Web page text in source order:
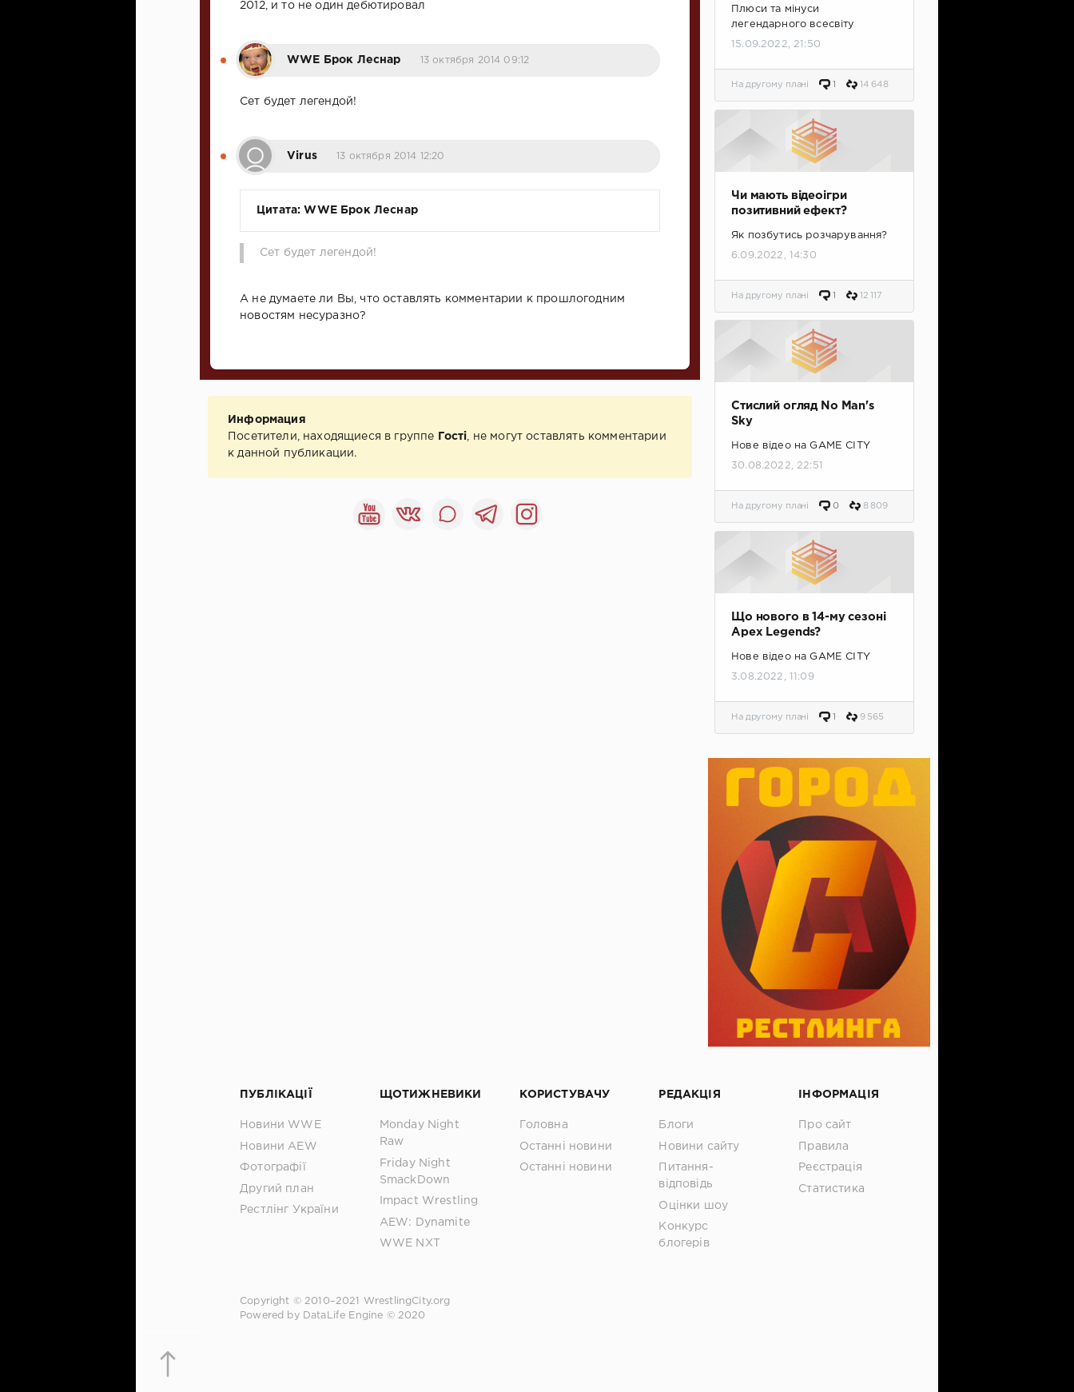
2012, и то не один дебютировал
WWE Брок Леснар 13 октября 2014 09:12
Сет будет легендой!
Virus 13 октября 2014 12:20
Цитата: WWE Брок Леснар
Сет будет легендой!
А не думаете ли Вы, что оставлять комментарии к прошлогодним
новостям несуразно?
Информация
Посетители, находящиеся в группе
Гості , не могут оставлять комментарии
к данной публикации.
Плюси та мінуси
легендарного всесвіту
15.09.2022, 21:50
На другому плані 1 14 648
Чи мають відеоігри
позитивний ефект?
Як позбутись розчарування?
6.09.2022, 14:30
На другому плані 1 12 117
Стислий огляд No Man's
Sky
Нове відео на GAME CITY
30.08.2022, 22:51
На другому плані 0 8 809
Що нового в 14-му сезоні
Apex Legends?
Нове відео на GAME CITY
3.08.2022, 11:09
На другому плані 1 9 565
ПУБЛІКАЦІЇ
Новини WWE
Новини AEW
Фотографії
Другий план
Рестлінг України
ЩОТИЖНЕВИКИ
Monday Night
Raw
Friday Night
SmackDown
Impact Wrestling
AEW: Dynamite
WWE NXT
КОРИСТУВАЧУ
Головна
Останні новини
Останні новини
РЕДАКЦІЯ
Блоги
Новини сайту
Питання-
відповідь
Оцінки шоу
Конкурс
блогерів
ІНФОРМАЦІЯ
Про сайт
Правила
Реєстрація
Статистика
Copyright © 2010–2021
WrestlingCity.org
Powered by DataLife Engine © 2020